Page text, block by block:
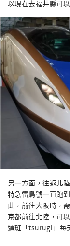
以現在去福井縣可
另一方面，往返北
特急雷鳥號一直跑
此，前往大阪時，
京都前往北陸，可
這班「tsurugi」每